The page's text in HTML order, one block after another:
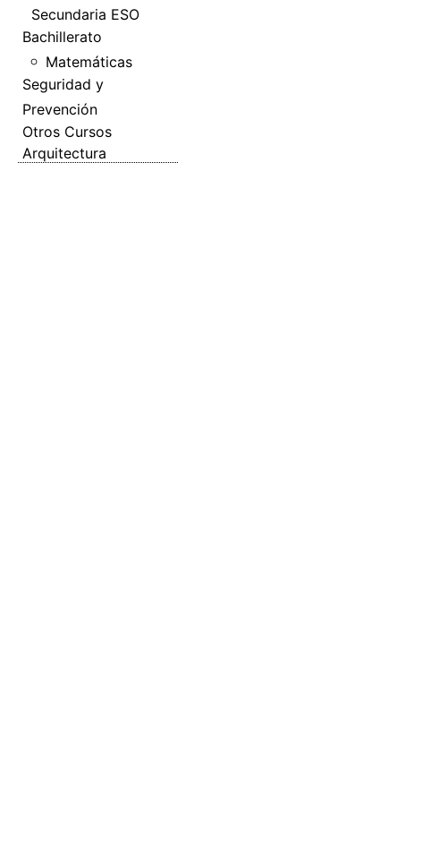
Secundaria ESO
Bachillerato
Matemáticas
Seguridad y
Prevención
Otros Cursos
Arquitectura